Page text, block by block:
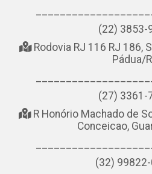
(22) 3853-
Rodovia RJ 116 RJ 186,
Pádua/
(27) 3361-
R Honório Machado de
Conceicao,
(32)